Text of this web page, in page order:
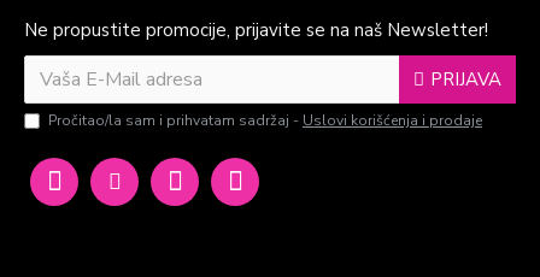
Ne propustite promocije, prijavite se na naš Newsletter!
PRIJAVA
Pročitao/la sam i prihvatam sadržaj - Uslovi korišćenja i prodaje